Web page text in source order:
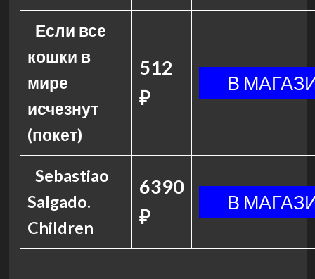
Если все
кошки в
мире
исчезнут
(покет)
512
₽
Sebastiao
Salgado.
Children
6390
₽